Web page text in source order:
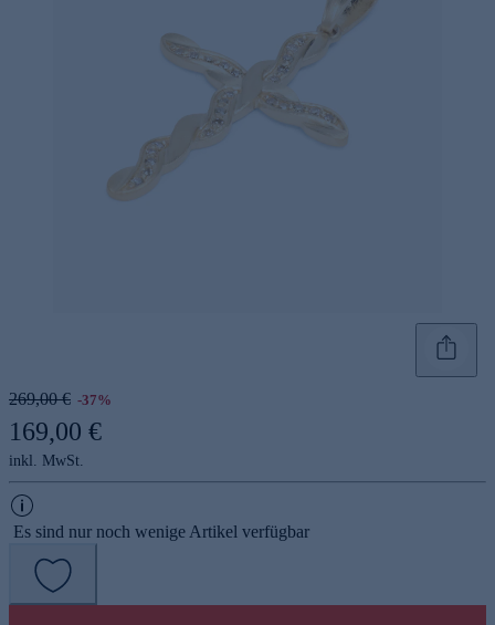
269,00 € -37%
169,00 €
inkl. MwSt.
Es sind nur noch wenige Artikel verfügbar